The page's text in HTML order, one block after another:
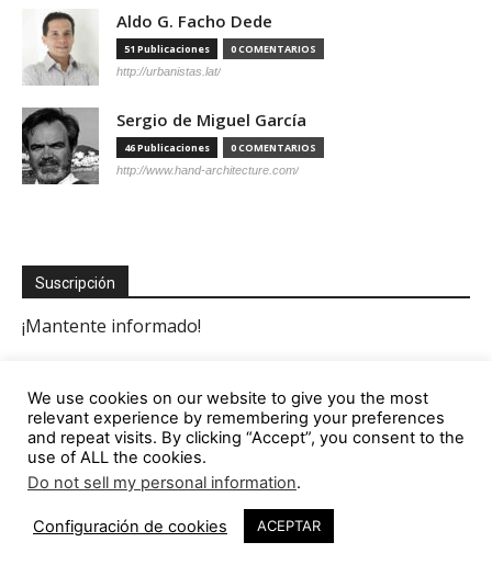
Aldo G. Facho Dede
51 Publicaciones 0 COMENTARIOS
http://urbanistas.lat/
Sergio de Miguel García
46 Publicaciones 0 COMENTARIOS
http://www.hand-architecture.com/
Suscripción
We use cookies on our website to give you the most
relevant experience by remembering your preferences
and repeat visits. By clicking “Accept”, you consent to the
use of ALL the cookies.
Do not sell my personal information.
Configuración de cookies ACEPTAR